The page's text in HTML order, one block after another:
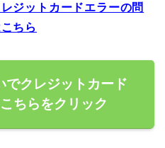
ジットカードエラーの問
ちら
でクレジットカード
ちらをクリック